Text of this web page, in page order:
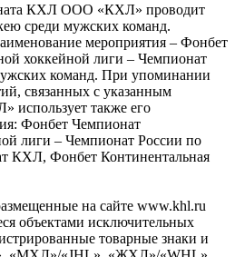
КХЛ ООО «КХЛ» проводит
среди мужских команд.
мероприятия – Фонбет
хоккейной лиги – Чемпионат
команд. При упоминании
связанных с указанным
также его
Фонбет Чемпионат
лиги – Чемпионат России по
КХЛ, Фонбет Континентальная
на сайте www.khl.ru
объектами исключительных
товарные знаки и